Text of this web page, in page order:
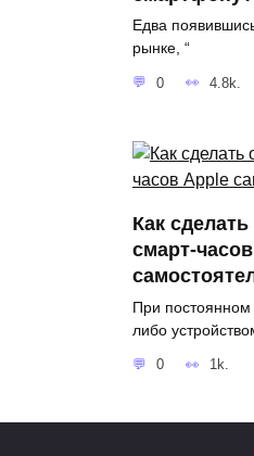
Едва
рынке, “
0 4.8k.
Как
смарт-
При постоянном
либо
0 1k.